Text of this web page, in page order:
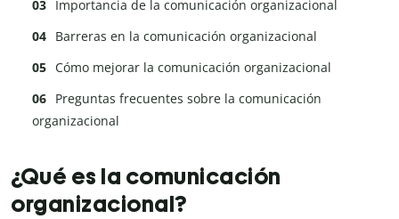
Importancia de la comunicación organizacional
Barreras en la comunicación organizacional
Cómo mejorar la comunicación organizacional
Preguntas frecuentes sobre la comunicación
organizacional
¿Qué es la comunicación
organizacional?